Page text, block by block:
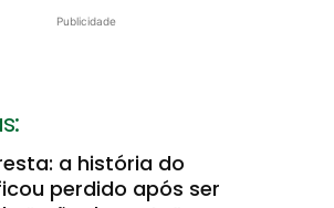
Publicidade
a história do
perdido após ser